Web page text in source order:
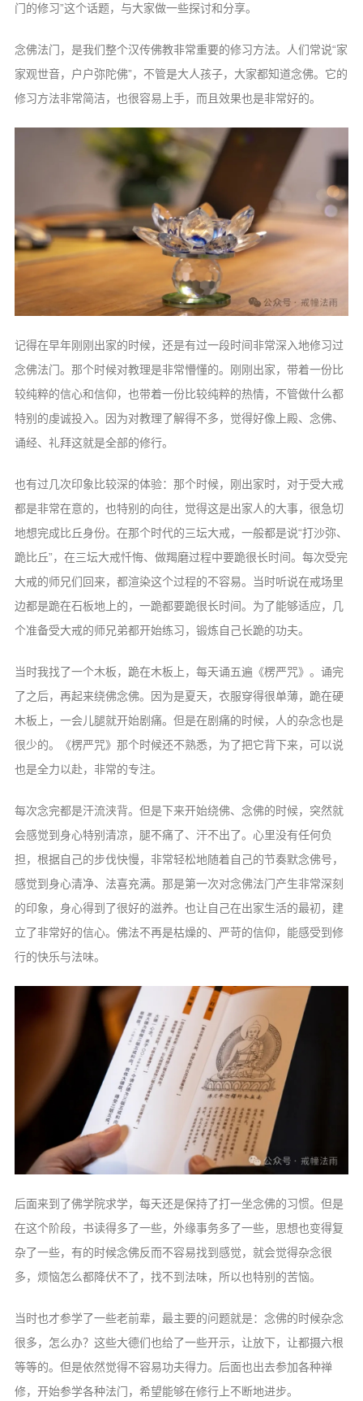
门的修习”这个话题，与大家做一些探讨和分享。
念佛法门，是我们整个汉传佛教非常重要的修习方法。人们常说“家
家观世音，户户弥陀佛”，不管是大人孩子，大家都知道念佛。它的
修习方法非常简洁，也很容易上手，而且效果也是非常好的。
记得在早年刚刚出家的时候，还是有过一段时间非常深入地修习过
念佛法门。那个时候对教理是非常懵懂的。刚刚出家，带着一份比
较纯粹的信心和信仰，也带着一份比较纯粹的热情，不管做什么都
特别的虔诚投入。因为对教理了解得不多，觉得好像上殿、念佛、
诵经、礼拜这就是全部的修行。
也有过几次印象比较深的体验：那个时候，刚出家时，对于受大戒
都是非常在意的，也特别的向往，觉得这是出家人的大事，很急切
地想完成比丘身份。在那个时代的三坛大戒，一般都是说“打沙弥、
跪比丘”，在三坛大戒忏悔、做羯磨过程中要跪很长时间。每次受完
大戒的师兄们回来，都渲染这个过程的不容易。当时听说在戒场里
边都是跪在石板地上的，一跪都要跪很长时间。为了能够适应，几
个准备受大戒的师兄弟都开始练习，锻炼自己长跪的功夫。
当时我找了一个木板，跪在木板上，每天诵五遍《楞严咒》。诵完
了之后，再起来绕佛念佛。因为是夏天，衣服穿得很单薄，跪在硬
木板上，一会儿腿就开始剧痛。但是在剧痛的时候，人的杂念也是
很少的。《楞严咒》那个时候还不熟悉，为了把它背下来，可以说
也是全力以赴，非常的专注。
每次念完都是汗流浃背。但是下来开始绕佛、念佛的时候，突然就
会感觉到身心特别清凉，腿不痛了、汗不出了。心里没有任何负
担，根据自己的步伐快慢，非常轻松地随着自己的节奏默念佛号，
感觉到身心清净、法喜充满。那是第一次对念佛法门产生非常深刻
的印象，身心得到了很好的滋养。也让自己在出家生活的最初，建
立了非常好的信心。佛法不再是枯燥的、严苛的信仰，能感受到修
行的快乐与法味。
后面来到了佛学院求学，每天还是保持了打一坐念佛的习惯。但是
在这个阶段，书读得多了一些，外缘事务多了一些，思想也变得复
杂了一些，有的时候念佛反而不容易找到感觉，就会觉得杂念很
多，烦恼怎么都降伏不了，找不到法味，所以也特别的苦恼。
当时也才参学了一些老前辈，最主要的问题就是：念佛的时候杂念
很多，怎么办？这些大德们也给了一些开示，让放下，让都摄六根
等等的。但是依然觉得不容易功夫得力。后面也出去参加各种禅
修，开始参学各种法门，希望能够在修行上不断地进步。